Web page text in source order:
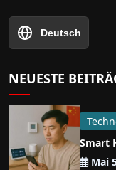
Deutsch
NEUESTE
Smart
Mai